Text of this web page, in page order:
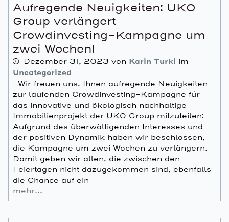
Aufregende Neuigkeiten: UKO
Group verlängert
Crowdinvesting-Kampagne um
zwei Wochen!
Dezember 31, 2023 von Karin Turki im
Uncategorized
Wir freuen uns, Ihnen aufregende Neuigkeiten
zur laufenden Crowdinvesting-Kampagne für
das innovative und ökologisch nachhaltige
Immobilienprojekt der UKO Group mitzuteilen:
Aufgrund des überwältigenden Interesses und
der positiven Dynamik haben wir beschlossen,
die Kampagne um zwei Wochen zu verlängern.
Damit geben wir allen, die zwischen den
Feiertagen nicht dazugekommen sind, ebenfalls
die Chance auf ein
mehr…